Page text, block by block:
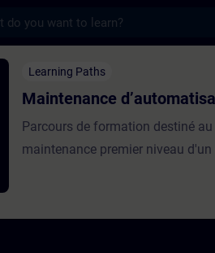
d’automatisation
Learning Paths
Maintenance
Parcours de formation destiné
maintenance premier niveau